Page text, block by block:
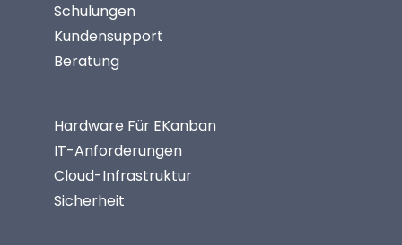
Schulungen
Kundensupport
Beratung
Hardware Für EKanban
IT-Anforderungen
Cloud-Infrastruktur
Sicherheit